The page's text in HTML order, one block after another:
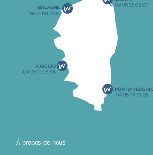
À propos de nous